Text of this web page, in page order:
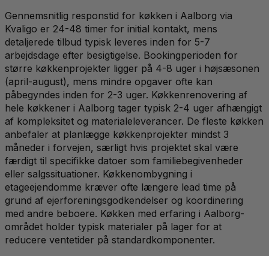
Gennemsnitlig responstid for køkken i Aalborg via
Kvaligo er 24-48 timer for initial kontakt, mens
detaljerede tilbud typisk leveres inden for 5-7
arbejdsdage efter besigtigelse. Bookingperioden for
større køkkenprojekter ligger på 4-8 uger i højsæsonen
(april-august), mens mindre opgaver ofte kan
påbegyndes inden for 2-3 uger. Køkkenrenovering af
hele køkkener i Aalborg tager typisk 2-4 uger afhængigt
af kompleksitet og materialeleverancer. De fleste køkken
anbefaler at planlægge køkkenprojekter mindst 3
måneder i forvejen, særligt hvis projektet skal være
færdigt til specifikke datoer som familiebegivenheder
eller salgssituationer. Køkkenombygning i
etageejendomme kræver ofte længere lead time på
grund af ejerforeningsgodkendelser og koordinering
med andre beboere. Køkken med erfaring i Aalborg-
området holder typisk materialer på lager for at
reducere ventetider på standardkomponenter.